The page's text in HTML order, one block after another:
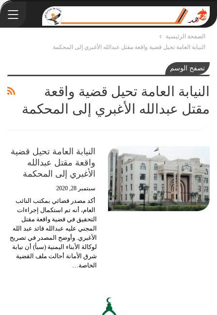
الصفحة الرئيسية
النيابة العامة تحيل قضية واقعة مقتل عبدالله الأغبري إلى المحكمة
تصفح الوسم
النيابة العامة تحيل قضية واقعة
مقتل عبدالله الأغبري إلى المحكمة
النيابة العامة تحيل قضية
واقعة مقتل عبدالله
الأغبري إلى المحكمة
سبتمبر 28, 2020
أكد مصدر قضائي بمكتب النائب
العام، أنه تم استكمال إجراءات
التحقيق في قضية واقعة مقتل
المجني عليه عبدالله قائد عبد الله
الأغبري. وأوضح المصدر في تصريح
لوكالة الأبناء اليمنية (سبأ) أن نيابة
شرق الأمانة أحالت ملف القضية
الخاصة…